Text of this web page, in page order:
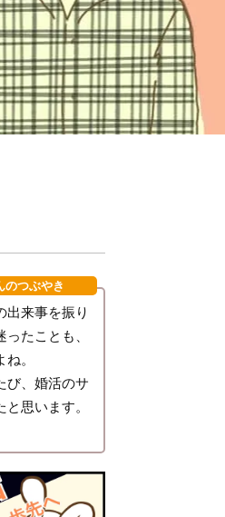
のつぶやき
出来事を振り
たことも、
。
び、婚活のサ
思います。